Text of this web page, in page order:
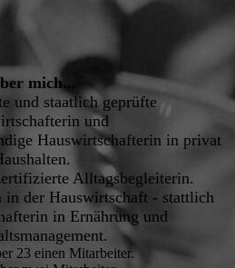
mich...
und staatlich geprüfte
und
Hauswirtschafterin in privat
Alltagsbegleiterin.
der Hauswirtschaft - stattlich
in Ernährung und
23 einen Mitarbeiter.